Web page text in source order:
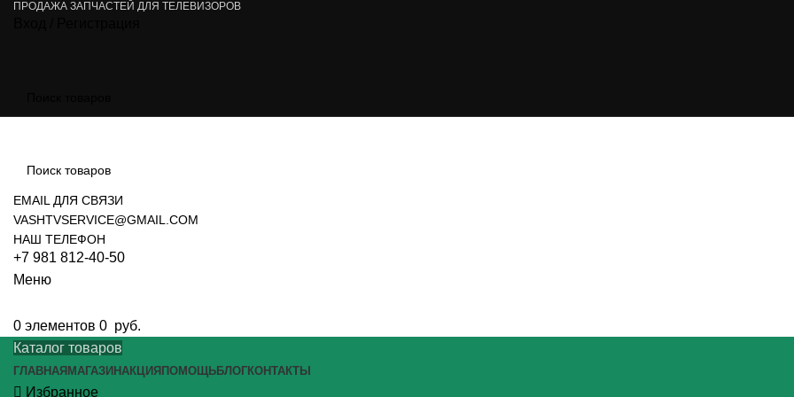
ПРОДАЖА ЗАПЧАСТЕЙ ДЛЯ ТЕЛЕВИЗОРОВ
EMAIL ДЛЯ СВЯЗИ
VASHTVSERVICE@GMAIL.COM
НАШ ТЕЛЕФОН
+7 981 812-40-50
Меню
0 элементов 0 руб.
Каталог товаров
ГЛАВНАЯМАГАЗИНАКЦИЯПОМОЩЬБЛОГКОНТАКТЫ
Избранное